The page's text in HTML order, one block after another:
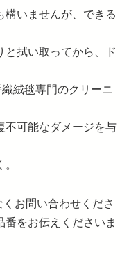
構いませんが、できる
と拭い取ってから、ド
絨毯専門のクリーニ
不可能なダメージを与
お問い合わせくださ
をお伝えくださいま